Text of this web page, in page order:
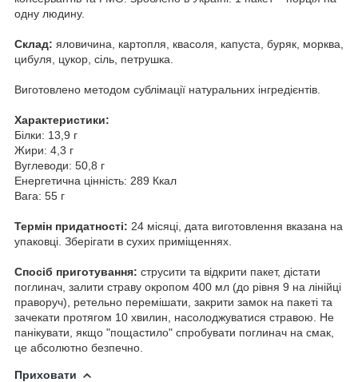
одну людину.
Склад: яловичина, картопля, квасоля, капуста, буряк, морква,
цибуля, цукор, сіль, петрушка.
Виготовлено методом сублімації натуральних інгредієнтів.
Характеристики:
Білки: 13,9 г
Жири: 4,3 г
Вуглеводи: 50,8 г
Енергетична цінність: 289 Ккал
Вага: 55 г
Термін придатності: 24 місяці, дата виготовлення вказана на
упаковці. Зберігати в сухих приміщеннях.
Спосіб приготування: струсити та відкрити пакет, дістати
поглинач, залити страву окропом 400 мл (до рівня 9 на лінійці
праворуч), ретельно перемішати, закрити замок на пакеті та
зачекати протягом 10 хвилин, насолоджуватися стравою. Не
панікувати, якщо "пощастило" спробувати поглинач на смак,
це абсолютно безпечно.
Приховати